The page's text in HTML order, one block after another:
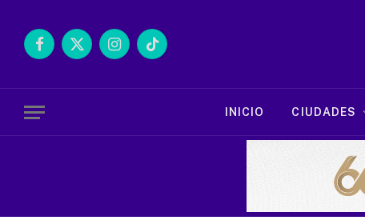
Facebook
X
InstagramTikTok
INICIO CIUDADES